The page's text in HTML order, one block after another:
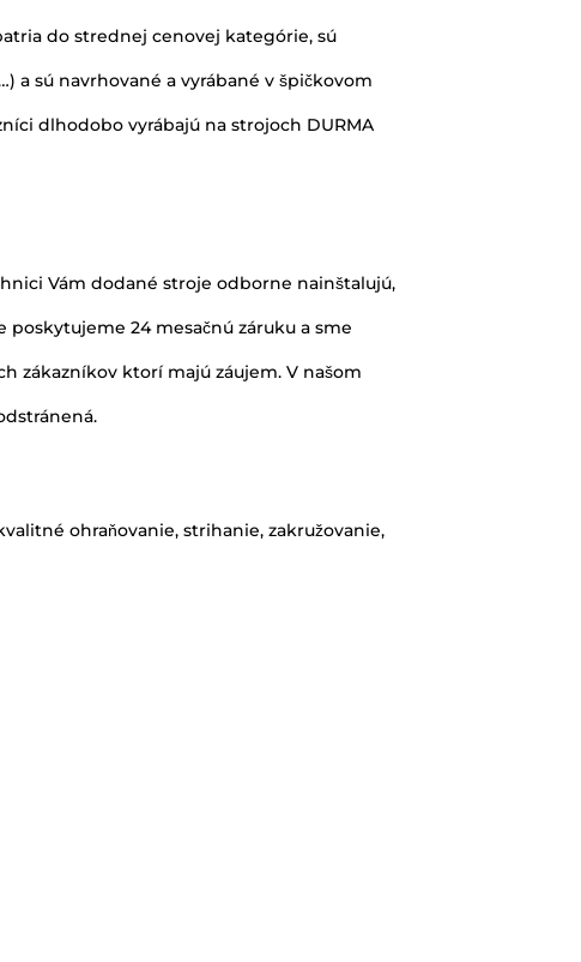
do strednej cenovej kategórie, sú
a sú navrhované a vyrábané v špičkovom
dlhodobo vyrábajú na strojoch DURMA
Vám dodané stroje odborne nainštalujú,
24 mesačnú záruku a sme
zákazníkov ktorí majú záujem. V našom
ohraňovanie, strihanie, zakružovanie,